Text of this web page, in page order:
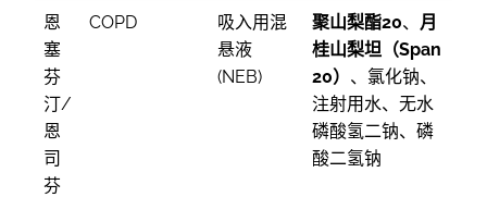
恩
塞
芬
汀/
恩
司
芬
COPD
吸入用混
悬液
(NEB)
聚山梨酯20、
月
桂山梨坦（Span
20） 、氯化钠、
注射用水、无水
磷酸氢二钠、磷
酸二氢钠